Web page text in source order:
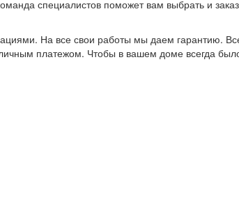
специалистов поможет вам выбрать и
На все свои работы мы даем гарантию.
платежом. Чтобы в вашем доме всегда